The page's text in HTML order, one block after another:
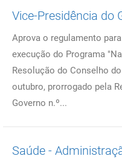
Vice-Presidência do
Aprova o regulamento
execução do Programa
Resolução do Conselho
outubro, prorrogado pela
Governo n.º...
Saúde -